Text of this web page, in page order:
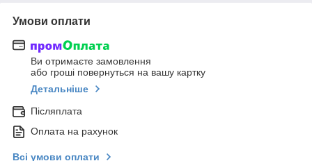
Умови оплати
Ви отримаєте замовлення
або гроші повернуться на вашу картку
Детальніше
Післяплата
Оплата на рахунок
Всі умови оплати